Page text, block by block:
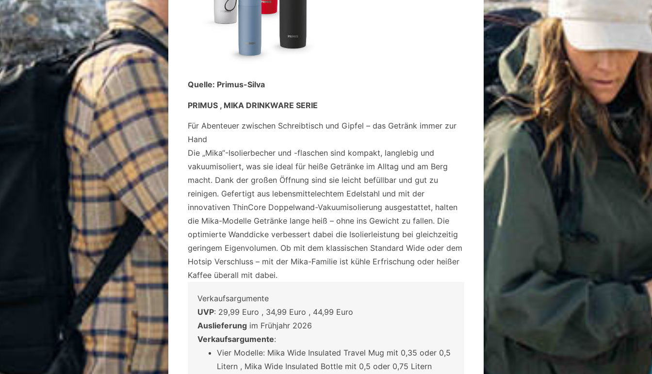
Quelle: Primus-Silva
PRIMUS , MIKA DRINKWARE SERIE
Für Abenteuer zwischen Schreibtisch und Gipfel – das Getränk immer zur
Hand
Die „Mika“-Isolierbecher und -flaschen sind kompakt, langlebig und
vakuumisoliert, was sie ideal für heiße Getränke im Alltag und am Berg
macht. Dank der großen Öffnung sind sie leicht befüllbar und gut zu
reinigen. Gefertigt aus lebensmittelechtem Edelstahl und mit der
innovativen ThinCore Doppelwand-Vakuumisolierung ausgestattet, halten
die Mika-Modelle Getränke lange heiß – ohne ins Gewicht zu fallen. Die
optimierte Wanddicke verbessert dabei die Isolierleistung bei gleichzeitig
geringem Eigenvolumen. Ob mit dem klassischen Standard Wide oder dem
Hotsip Verschluss – mit der Mika-Familie ist kühle Erfrischung oder heißer
Kaffee überall mit dabei.
Verkaufsargumente
UVP: 29,99 Euro , 34,99 Euro , 44,99 Euro
Auslieferung im Frühjahr 2026
Verkaufsargumente:
Vier Modelle: Mika Wide Insulated Travel Mug mit 0,35 oder 0,5
Litern , Mika Wide Insulated Bottle mit 0,5 oder 0,75 Litern